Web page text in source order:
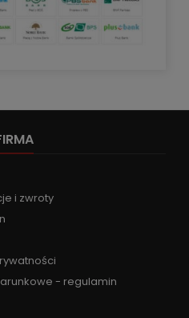
i zwroty
- regulamin